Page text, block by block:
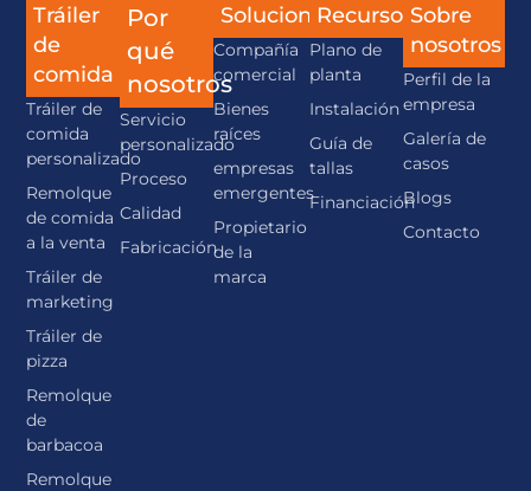
Tráiler
de
comida
Tráiler de
comida
personalizado
Remolque
de comida
a la venta
Tráiler de
marketing
Tráiler de
pizza
Remolque
de
barbacoa
Remolque
Por
qué
nosotros
Servicio
personalizado
Proceso
Calidad
Fabricación
Soluciones
Compañía
comercial
Bienes
raíces
empresas
emergentes
Propietario
de la
marca
Recurso
Plano de
planta
Instalación
Guía de
tallas
Financiación
Sobre
nosotros
Perfil de la
empresa
Galería de
casos
Blogs
Contacto